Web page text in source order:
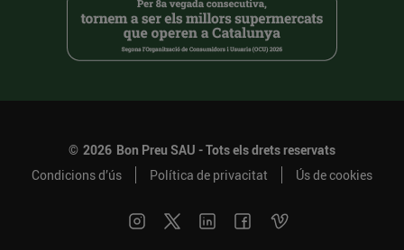
© 2026 Bon Preu SAU - Tots els drets reservats
Condicions d’ús
Política de privacitat Ús de cookies